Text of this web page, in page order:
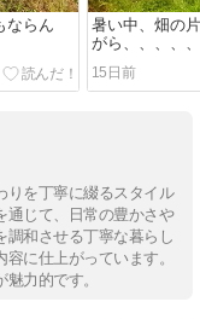
ならん
暑い中、畑の
がら、、、、、
15日前
りを丁寧に綴るスタイル
通じて、日常の豊かさや
調和させる丁寧な暮らし
に仕上がっています。
力的です。